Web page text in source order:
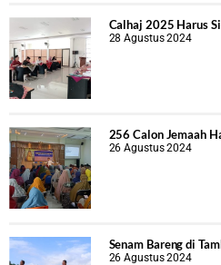
Calhaj 2025 Harus
28 Agustus 2024
256 Calon Jemaah
26 Agustus 2024
Senam Bareng di
26 Agustus 2024